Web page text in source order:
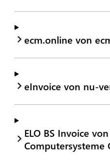
ecm.online von
eInvoice von nu-
ELO BS Invoice
Computersysteme